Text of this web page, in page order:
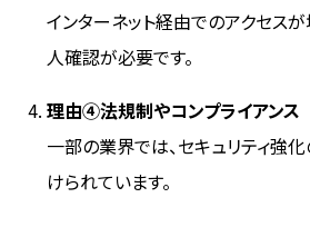
インターネット経由でのアクセス
人確認が必要です。
理由④法規制やコンプライアンス
一部の業界では、セキュリティ強
けられています。